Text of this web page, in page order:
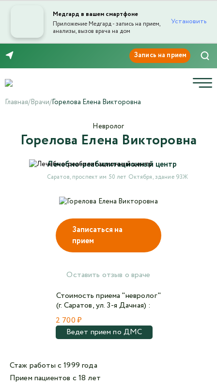
Медгард в вашем смартфоне
Приложение Медгард - запись на прием,
анализы, вызов врача на дом
Установить
Главная/Врачи/Горелова Елена Викторовна
Записаться на
прием
Оставить отзыв о враче
Стоимость приема "невролог"
(г. Саратов, ул. 3-я Дачная) :
2 700 ₽
Ведет прием по ДМС
Горелова Елена Викторовна
Лечебно-реабилитационный центр
Саратов, проспект им 50 лет Октября, здание 93Ж
Невролог
Стаж работы с 1999 года
Прием пациентов с 18 лет
Отправка отзыва
Текст отзыва*
Ваша оценка
Авторизоваться в личном кабинете
или войти через VK ID с использованием данных
из сервиса